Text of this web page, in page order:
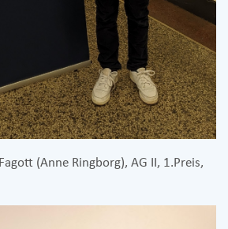
(Anne Ringborg), AG II, 1.Preis,